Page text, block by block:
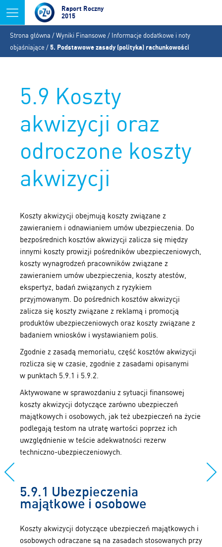
Jump to navigation
Raport Roczny
2015
Jesteś
tutaj
Strona główna /Wyniki Finansowe / Informacje dodatkowe i noty
objaśniające /5. Podstawowe zasady (polityka) rachunkowości
5.9 Koszty
akwizycji oraz
odroczone koszty
akwizycji
Koszty akwizycji obejmują koszty związane z
zawieraniem i odnawianiem umów ubezpieczenia. Do
bezpośrednich kosztów akwizycji zalicza się między
innymi koszty prowizji pośredników ubezpieczeniowych,
koszty wynagrodzeń pracowników związane z
zawieraniem umów ubezpieczenia, koszty atestów,
ekspertyz, badań związanych z ryzykiem
przyjmowanym. Do pośrednich kosztów akwizycji
zalicza się koszty związane z reklamą i promocją
produktów ubezpieczeniowych oraz koszty związane z
badaniem wniosków i wystawianiem polis.
Zgodnie z zasadą memoriału, część kosztów akwizycji
rozlicza się w czasie, zgodnie z zasadami opisanymi
w punktach 5.9.1 i 5.9.2.
Aktywowane w sprawozdaniu z sytuacji finansowej
koszty akwizycji dotyczące zarówno ubezpieczeń
majątkowych i osobowych, jak też ubezpieczeń na życie
podlegają testom na utratę wartości poprzez ich
uwzględnienie w teście adekwatności rezerw
techniczno-ubezpieczeniowych.
5.9.1 Ubezpieczenia
majątkowe i osobowe
Koszty akwizycji dotyczące ubezpieczeń majątkowych i
osobowych odraczane są na zasadach stosowanych przy